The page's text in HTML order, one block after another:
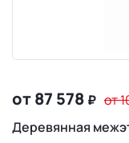
от 87 578 ₽ от
Деревянная